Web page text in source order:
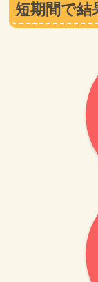
短期間で結